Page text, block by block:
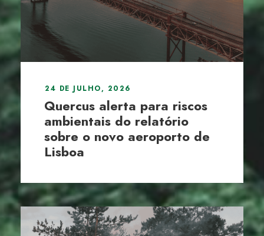
24 DE JULHO, 2026
Quercus alerta para riscos
ambientais do relatório
sobre o novo aeroporto de
Lisboa